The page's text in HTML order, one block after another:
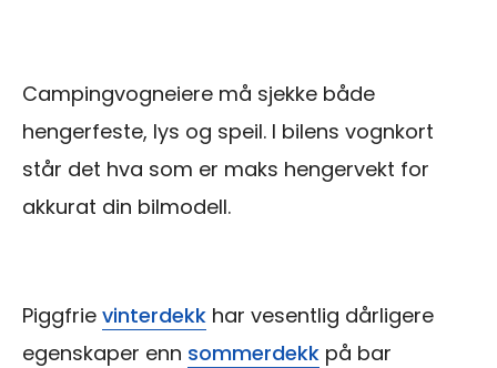
Campingvogneiere må sjekke både
hengerfeste, lys og speil. I bilens vognkort
står det hva som er maks hengervekt for
akkurat din bilmodell.
Piggfrie vinterdekk har vesentlig dårligere
egenskaper enn sommerdekk på bar